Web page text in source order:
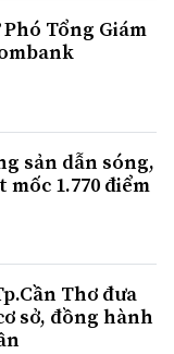
Tổng Giám
sản dẫn sóng,
1.770 điểm
Thơ đưa
sở, đồng hành